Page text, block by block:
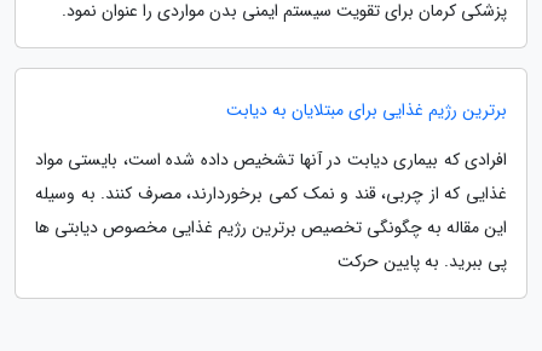
پزشکی کرمان برای تقویت سیستم ایمنی بدن مواردی را عنوان نمود.
برترین رژیم غذایی برای مبتلایان به دیابت
افرادی که بیماری دیابت در آنها تشخیص داده شده است، بایستی مواد
غذایی که از چربی، قند و نمک کمی برخوردارند، مصرف کنند. به وسیله
این مقاله به چگونگی تخصیص برترین رژیم غذایی مخصوص دیابتی ها
پی ببرید. به پایین حرکت